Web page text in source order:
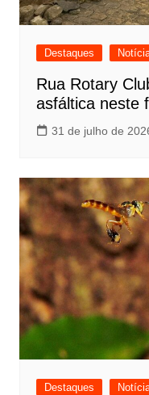
Destaques
Rua Rotary
asfáltica neste
31 de julho de
Destaques